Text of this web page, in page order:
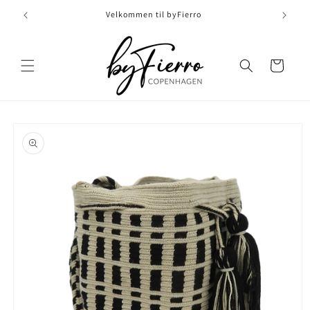
Skip to
content
Velkommen til byFierro
Indkøbskurv
product
information